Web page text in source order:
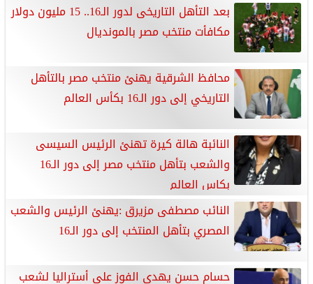
بعد التأهل التاريخى لدور الـ16.. 15 مليون دولار
مكافأت منتخب مصر بالمونديال
محافظ الشرقية يهنئ منتخب مصر بالتأهل
التاريخي إلى دور الـ16 بكأس العالم
النائبة هالة كيرة تهنئ الرئيس السيسى
والشعب بتأهل منتخب مصر إلى دور الـ16
بكاس العالم
النائب مصطفى مزيرق :يهنئ الرئيس والشعب
المصري بتأهل المنتخب إلى دور الـ16
حسام حسن يهدى الفوز على أستراليا لشعب